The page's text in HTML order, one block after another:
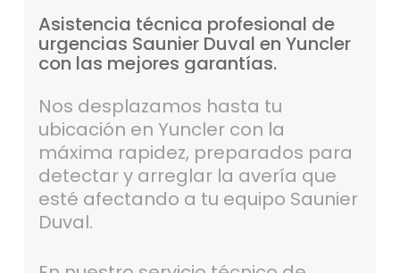
Asistencia técnica profesional de
urgencias Saunier Duval en Yuncler
con las mejores garantías.
Nos desplazamos hasta tu
ubicación en Yuncler con la
máxima rapidez, preparados para
detectar y arreglar la avería que
esté afectando a tu equipo Saunier
Duval.